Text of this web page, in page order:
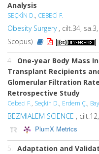
Analysis
SEÇKİN D., CEBECİ F.
Obesity Surgery, cilt.34,
Scopus)
4. One-year Body Mass
Transplant Recipients
Glomerular Filtration
Retrospective Study
Cebeci F., Seçkin D., Erdem Ç.,
BEZMIALEM SCIENCE ,
PlumX Metrics
5. Adaptation and